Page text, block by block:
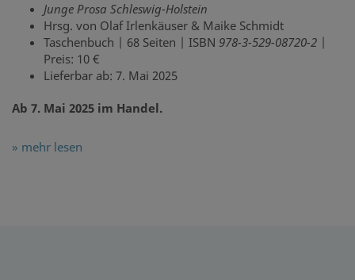
Junge Prosa Schleswig-Holstein
Hrsg. von Olaf Irlenkäuser & Maike Schmidt
Taschenbuch | 68 Seiten | ISBN 978-3-529-08720-2 |
Preis: 10 €
Lieferbar ab: 7. Mai 2025
Ab 7. Mai 2025 im Handel.
» mehr lesen